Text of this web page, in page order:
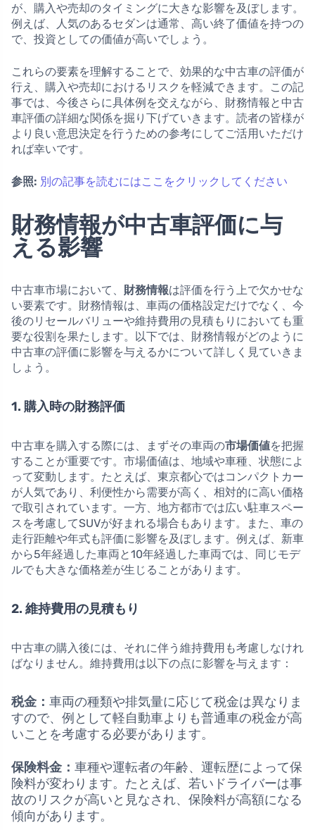
が、購入や売却のタイミングに大きな影響を及ぼします。
例えば、人気のあるセダンは通常、高い終了価値を持つの
で、投資としての価値が高いでしょう。
これらの要素を理解することで、効果的な中古車の評価が
行え、購入や売却におけるリスクを軽減できます。この記
事では、今後さらに具体例を交えながら、財務情報と中古
車評価の詳細な関係を掘り下げていきます。読者の皆様が
より良い意思決定を行うための参考にしてご活用いただけ
れば幸いです。
参照: 別の記事を読むにはここをクリックしてください
財務情報が中古車評価に与
える影響
中古車市場において、 財務情報は評価を行う上で欠かせな
い要素です。財務情報は、車両の価格設定だけでなく、今
後のリセールバリューや維持費用の見積もりにおいても重
要な役割を果たします。以下では、財務情報がどのように
中古車の評価に影響を与えるかについて詳しく見ていきま
しょう。
1. 購入時の財務評価
中古車を購入する際には、まずその車両の市場価値を把握
することが重要です。市場価値は、地域や車種、状態によ
って変動します。たとえば、東京都心ではコンパクトカー
が人気であり、利便性から需要が高く、相対的に高い価格
で取引されています。一方、地方都市では広い駐車スペー
スを考慮してSUVが好まれる場合もあります。また、車の
走行距離や年式も評価に影響を及ぼします。例えば、新車
から5年経過した車両と10年経過した車両では、同じモデ
ルでも大きな価格差が生じることがあります。
2. 維持費用の見積もり
中古車の購入後には、それに伴う維持費用も考慮しなけれ
ばなりません。維持費用は以下の点に影響を与えます：
税金： 車両の種類や排気量に応じて税金は異なりま
すので、例として軽自動車よりも普通車の税金が高
いことを考慮する必要があります。
保険料金： 車種や運転者の年齢、運転歴によって保
険料が変わります。たとえば、若いドライバーは事
故のリスクが高いと見なされ、保険料が高額になる
傾向があります。